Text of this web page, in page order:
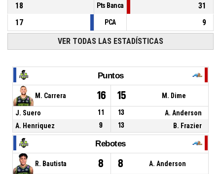
18
Pts Banca
31
17
PCA 9
VER TODAS LAS ESTADÍSTICAS
Puntos
M. Carrera 16 15 M. Dime
J. Suero 11 13
A. Anderson
A. Henriquez
9 13 B. Frazier
Rebotes
R. Bautista 8 8 A. Anderson